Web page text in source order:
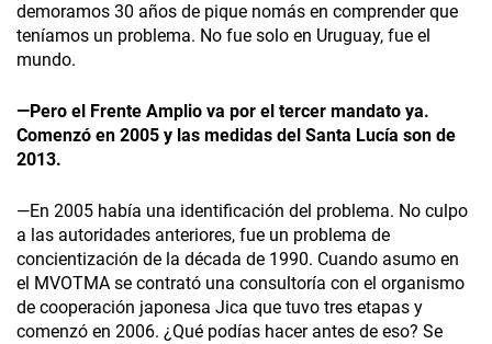
demoramos 30 años de pique nomás en comprender que
teníamos un problema. No fue solo en Uruguay, fue el
mundo.
—Pero el Frente Amplio va por el tercer mandato ya.
Comenzó en 2005 y las medidas del Santa Lucía son de
2013.
—En 2005 había una identificación del problema. No culpo
a las autoridades anteriores, fue un problema de
concientización de la década de 1990. Cuando asumo en
el MVOTMA se contrató una consultoría con el organismo
de cooperación japonesa Jica que tuvo tres etapas y
comenzó en 2006. ¿Qué podías hacer antes de eso? Se